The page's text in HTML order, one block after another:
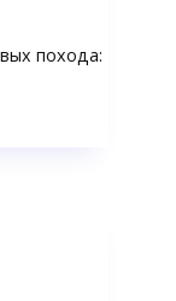
похода: